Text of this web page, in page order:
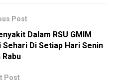
Post
Dalam RSU GMIM
Di Setiap Hari Senin
Rabu
Post